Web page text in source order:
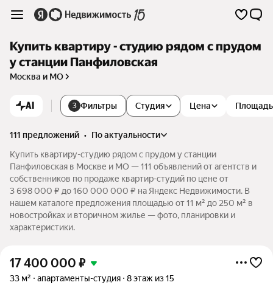
Купить квартиру - студию рядом с прудом
у станции Панфиловская
Москва и МО
AI 3 Фильтры Студия Цена Площадь
111 предложений •
по актуальности
Купить квартиру-студию рядом с прудом у станции
Панфиловская в Москве и МО — 111 объявлений от агентств и
собственников по продаже квартир-студий по цене от
3 698 000 ₽ до 160 000 000 ₽ на Яндекс Недвижимости. В
нашем каталоге предложения площадью от 11 м² до 250 м² в
новостройках и вторичном жилье — фото, планировки и
характеристики.
17 400 000 ₽
33 м² апартаменты-студия 8 этаж из 15